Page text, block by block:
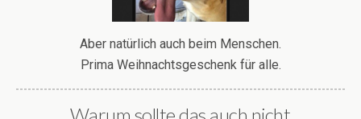
Aber natürlich auch beim Menschen.
Prima Weihnachtsgeschenk für alle.